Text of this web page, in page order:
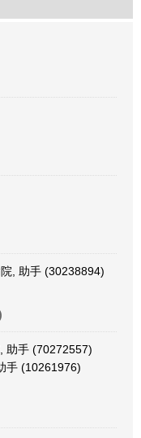
, 助手 (30238894)
助手 (70272557)
手 (10261976)